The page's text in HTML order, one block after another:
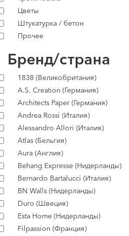
Цветы
Штукатурка / бетон
Прочее
Бренд/страна
1838 (Великобритания)
A.S. Creation (Германия)
Architects Paper (Германия)
Andrea Rossi (Италия)
Alessandro Allori (Италия)
Atlas (Бельгия)
Aura (Англия)
Behang Expresse (Нидерланды)
Bernardo Bartalucci (Италия)
BN Walls (Нидерланды)
Duro (Швеция)
Esta Home (Нидерланды)
Filpassion (Франция)